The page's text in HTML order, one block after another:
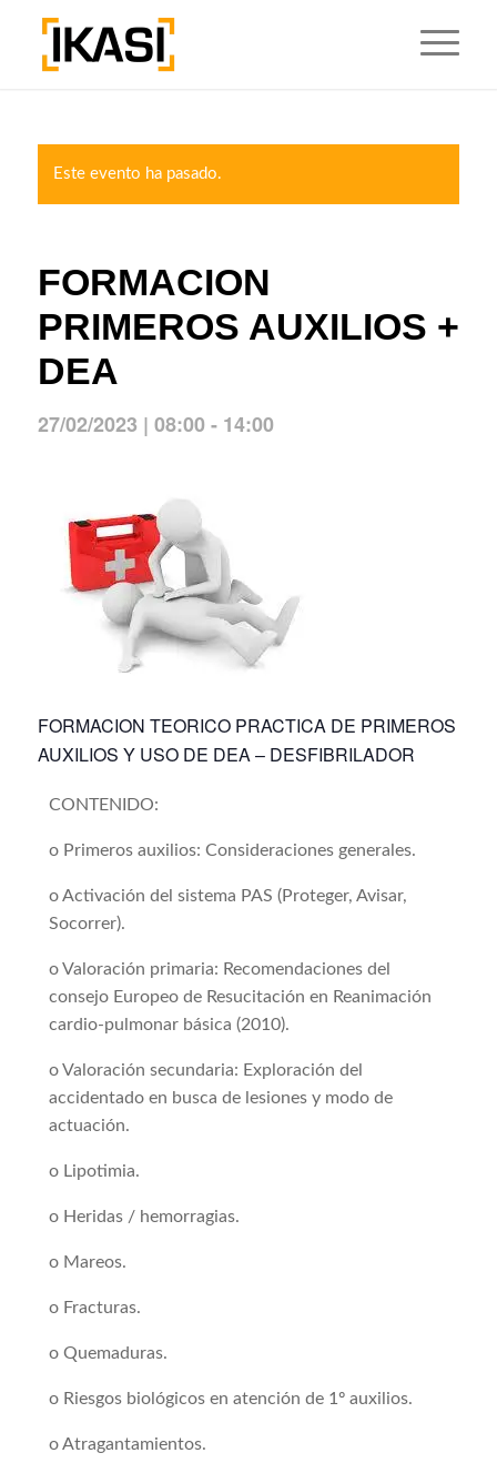
Este evento ha pasado.
FORMACION
PRIMEROS AUXILIOS +
DEA
27/02/2023 | 08:00- 14:00
FORMACION TEORICO PRACTICA DE PRIMEROS
AUXILIOS Y USO DE DEA – DESFIBRILADOR
CONTENIDO:
o Primeros auxilios: Consideraciones generales.
o Activación del sistema PAS (Proteger, Avisar,
Socorrer).
o Valoración primaria: Recomendaciones del
consejo Europeo de Resucitación en Reanimación
cardio-pulmonar básica (2010).
o Valoración secundaria: Exploración del
accidentado en busca de lesiones y modo de
actuación.
o Lipotimia.
o Heridas / hemorragias.
o Mareos.
o Fracturas.
o Quemaduras.
o Riesgos biológicos en atención de 1º auxilios.
o Atragantamientos.